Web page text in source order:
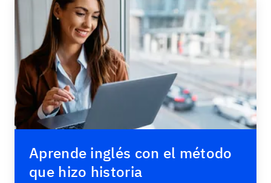
Aprende inglés con el método
que hizo historia